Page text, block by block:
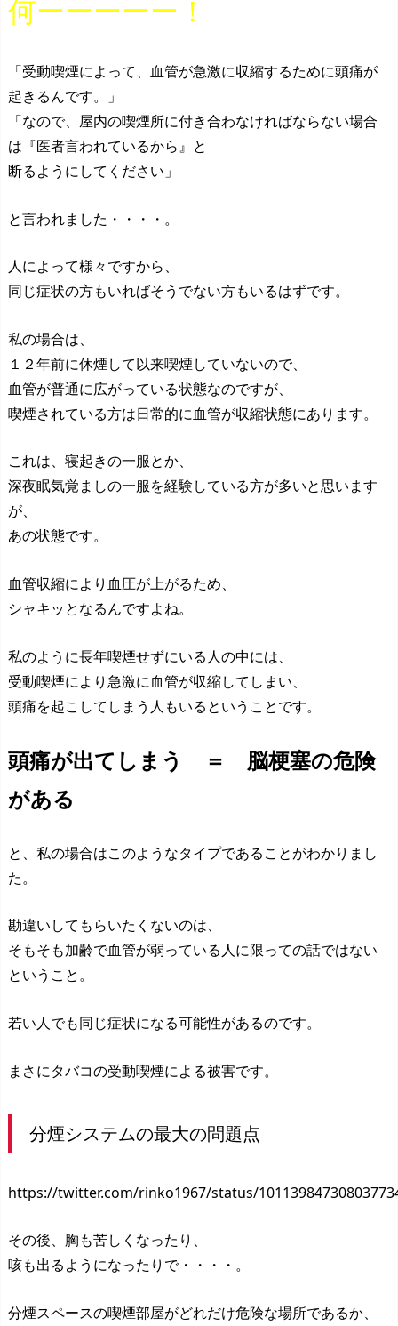
何ーーーーー！
「受動喫煙によって、血管が急激に収縮するために頭痛が
起きるんです。」
「なので、屋内の喫煙所に付き合わなければならない場合
は『医者言われているから』と
断るようにしてください」
と言われました・・・・。
人によって様々ですから、
同じ症状の方もいればそうでない方もいるはずです。
私の場合は、
１２年前に休煙して以来喫煙していないので、
血管が普通に広がっている状態なのですが、
喫煙されている方は日常的に血管が収縮状態にあります。
これは、寝起きの一服とか、
深夜眠気覚ましの一服を経験している方が多いと思います
が、
あの状態です。
血管収縮により血圧が上がるため、
シャキッとなるんですよね。
私のように長年喫煙せずにいる人の中には、
受動喫煙により急激に血管が収縮してしまい、
頭痛を起こしてしまう人もいるということです。
頭痛が出てしまう ＝ 脳梗塞の危険
がある
と、私の場合はこのようなタイプであることがわかりまし
た。
勘違いしてもらいたくないのは、
そもそも加齢で血管が弱っている人に限っての話ではない
ということ。
若い人でも同じ症状になる可能性があるのです。
まさにタバコの受動喫煙による被害です。
分煙システムの最大の問題点
https://twitter.com/rinko1967/status/
その後、胸も苦しくなったり、
咳も出るようになったりで・・・・。
分煙スペースの喫煙部屋がどれだけ危険な場所であるか、